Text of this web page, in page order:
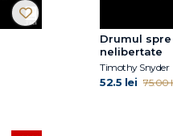
Drumul spre
nelibertate
Timothy Snyder
52.5 lei 75.00